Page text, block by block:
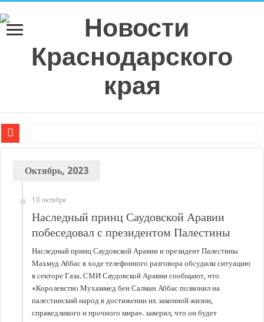
РСА: средняя выплата по ОСАГО в Санкт-Петербурге в 2026 году показала
Спрос на технологическую инфраструктуру в Москве превышает
С нового учебного года в 35 школах Кубани запустят проект
В Краснодарском крае с начала года капитально отремонтировали 209
Важные правила обращения в вашу страховую компанию
В городах и районах Кубани отметили День России
Октябрь, 2023
10 октября
Наследный принц Саудовской Аравии
побеседовал с президентом Палестины
Наследный принц Саудовской Аравии и президент Палестины
Махмуд Аббас в ходе телефонного разговора обсудили ситуацию
в секторе Газа. СМИ Саудовской Аравии сообщают, что
«Королевство Мухаммед бен Салман Аббас позвонил на
палестинский народ в достижении их законной жизни,
справедливого и прочного мира». заверил, что он будет